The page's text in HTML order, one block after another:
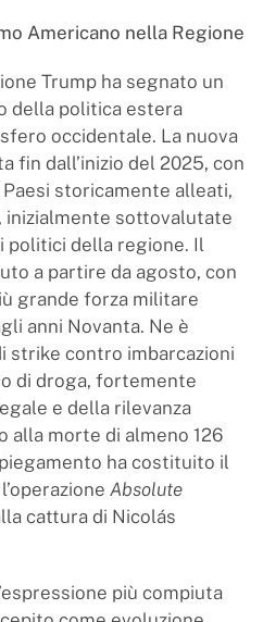
Americano nella Regione
Trump ha segnato un
della politica estera
occidentale. La nuova
fin dall’inizio del 2025, con
storicamente alleati,
inizialmente sottovalutate
politici della regione. Il
a partire da agosto, con
grande forza militare
anni Novanta. Ne è
strike contro imbarcazioni
di droga, fortemente
e della rilevanza
alla morte di almeno 126
ha costituito il
Absolute
cattura di Nicolás
più compiuta